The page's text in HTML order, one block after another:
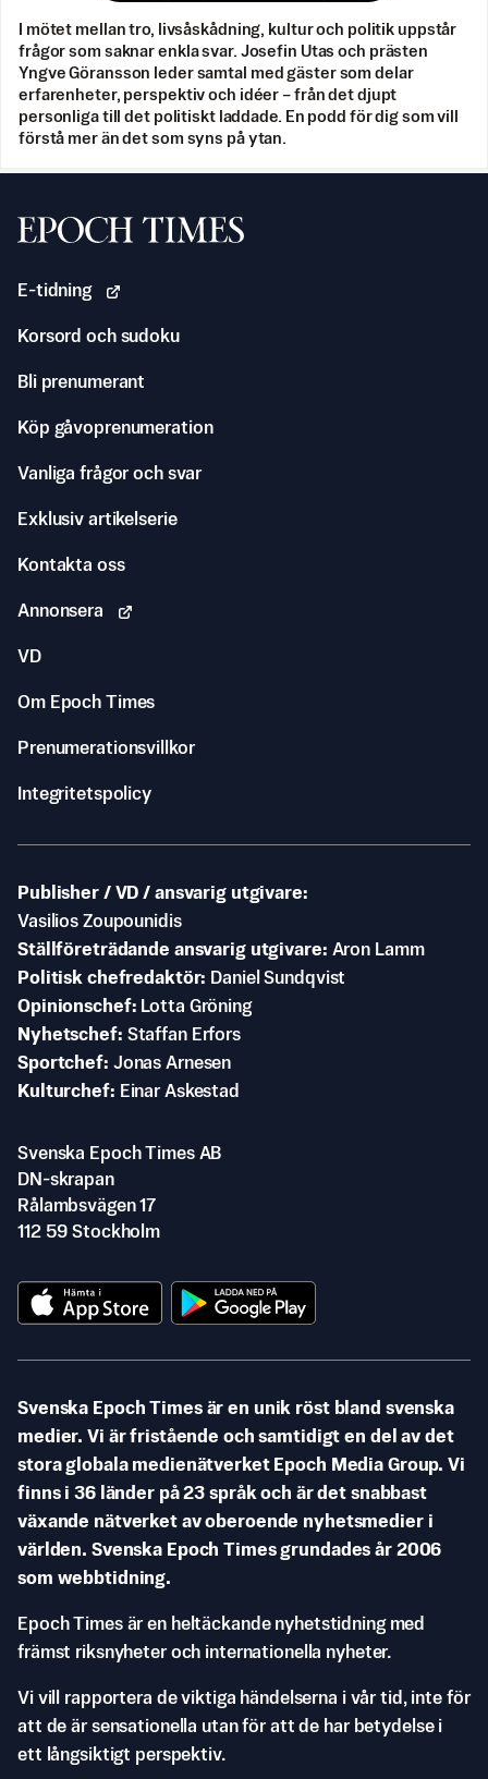
I mötet mellan tro, livsåskådning, kultur och politik uppstår
frågor som saknar enkla svar. Josefin Utas och prästen
Yngve Göransson leder samtal med gäster som delar
erfarenheter, perspektiv och idéer – från det djupt
personliga till det politiskt laddade. En podd för dig som vill
förstå mer än det som syns på ytan.
Svenska Epoch Times
E-tidning
Korsord och sudoku
Bli prenumerant
Köp gåvoprenumeration
Vanliga frågor och svar
Exklusiv artikelserie
Kontakta oss
Annonsera
VD
Om Epoch Times
Prenumerationsvillkor
Integritetspolicy
Publisher / VD / ansvarig utgivare
Vasilios Zoupounidis
Ställföreträdande ansvarig utgivare Aron Lamm
Politisk chefredaktör
Daniel Sundqvist
Opinionschef
Lotta Gröning
Nyhetschef Staffan Erfors
Sportchef Jonas Arnesen
Kulturchef
Einar Askestad
Svenska Epoch Times AB
DN-skrapan
Rålambsvägen 17
112 59 Stockholm
Svenska Epoch Times är en unik röst bland svenska
medier. Vi är fristående och samtidigt en del av det
stora globala medienätverket Epoch Media Group. Vi
finns i 36 länder på 23 språk och är det snabbast
växande nätverket av oberoende nyhetsmedier i
världen. Svenska Epoch Times grundades år 2006
som webbtidning.
Epoch Times är en heltäckande nyhetstidning med
främst riksnyheter och internationella nyheter.
Vi vill rapportera de viktiga händelserna i vår tid, inte för
att de är sensationella utan för att de har betydelse i
ett långsiktigt perspektiv.